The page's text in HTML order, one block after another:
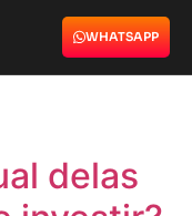
WHATSAPP
delas